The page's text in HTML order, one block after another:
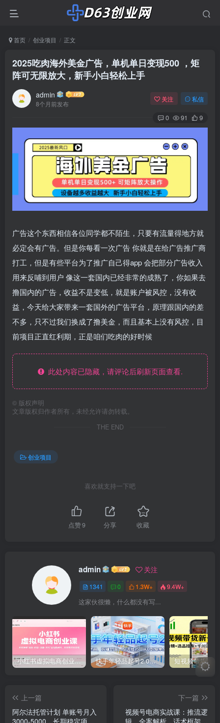
首页 创业项目 正文
2025吃肉海外美金广告，单机单日变现500 ，矩
阵可无限放大，新手小白轻松上手
admin
8个月前发布
关注 私信
0 91 9
广告这个东西相信各位同学都不陌生，只要有流量得地方就
必定会有广告。但是你每看一次广告 你就是在给广告推广商
打工，但是有些平台为了推广自己得app 会把部分广告收入
用来反哺到用户 像这一套国内已经非常的成熟了，你如果去
撸国内的广告，收益不是变低，就是账户被风控，没有收
益，今天给大家带来一套国外的广告平台，原理跟国内的差
不多，只不过我们换成了撸美金，而且基本上没有风控，目
前项目正直红利期，正是咱们吃肉的好时候
此处内容已隐藏，请评论后刷新页面查看.
© 版权声明
文章版权归作者所有，未经允许请勿转载。
THE END
创业项目
喜欢就支持一下吧
点赞9 分享 收藏
admin 关注
1341 0 1.3W+ 9.4W+
这家伙很懒，什么都没有写...
小红书虚拟电商创业课，系统拆解选品-内容-流量-变现，实现零成本变现 快手年轻品起号2.0：养号选品，剪辑封面，投流技巧，从0到爆单全流程
上一篇
阿尔法托管计划 单账号月入
3000-5000，长期稳定项
下一篇
视频号电商实战课：推流逻
辑、全案解析，话术框架，